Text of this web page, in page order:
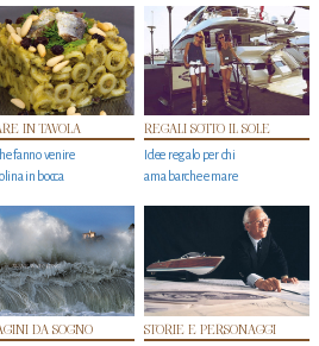
IN TAVOLA
fanno venire
in bocca
REGALI SOTTO IL SOLE
Idee regalo per chi
ama barche e mare
DA SOGNO STORIE E PERSONAGGI